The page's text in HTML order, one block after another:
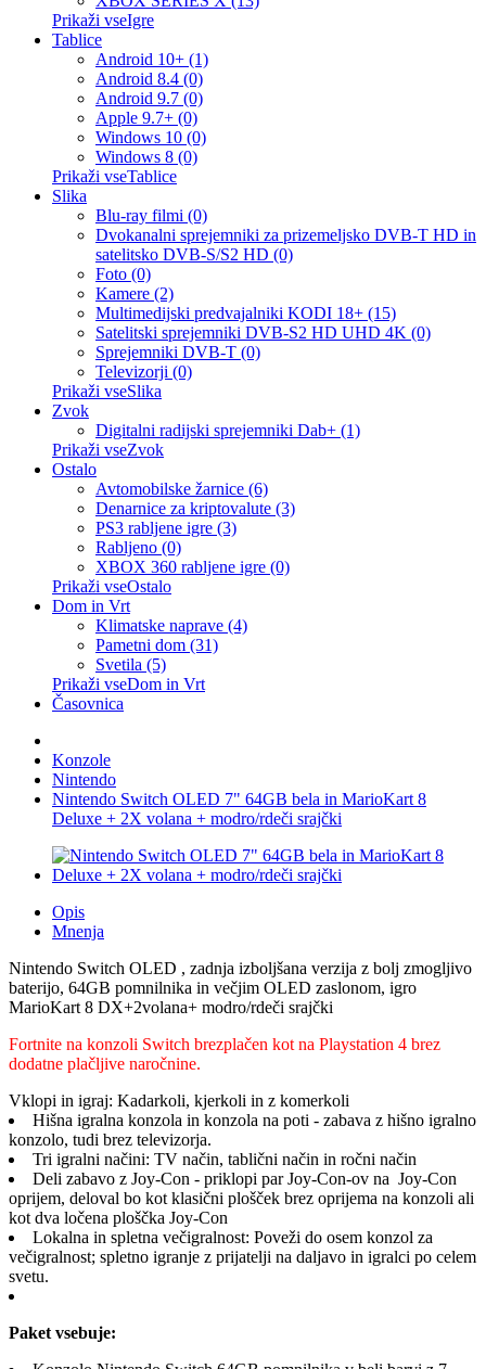
Prikaži vseIgre
Tablice
Android 10+ (1)
Android 8.4 (0)
Android 9.7 (0)
Apple 9.7+ (0)
Windows 10 (0)
Windows 8 (0)
Prikaži vseTablice
Slika
Blu-ray filmi (0)
Dvokanalni sprejemniki za prizemeljsko DVB-T HD in
satelitsko DVB-S/S2 HD (0)
Foto (0)
Kamere (2)
Multimedijski predvajalniki KODI 18+ (15)
Satelitski sprejemniki DVB-S2 HD UHD 4K (0)
Sprejemniki DVB-T (0)
Televizorji (0)
Prikaži vseSlika
Zvok
Digitalni radijski sprejemniki Dab+ (1)
Prikaži vseZvok
Ostalo
Avtomobilske žarnice (6)
Denarnice za kriptovalute (3)
PS3 rabljene igre (3)
Rabljeno (0)
XBOX 360 rabljene igre (0)
Prikaži vseOstalo
Dom in Vrt
Klimatske naprave (4)
Pametni dom (31)
Svetila (5)
Prikaži vseDom in Vrt
Časovnica
Konzole
Nintendo
Nintendo Switch OLED 7" 64GB bela in MarioKart 8
Deluxe + 2X volana + modro/rdeči srajčki
Opis
Mnenja
Nintendo Switch OLED , zadnja izboljšana verzija z bolj zmogljivo
baterijo, 64GB pomnilnika in večjim OLED zaslonom, igro
MarioKart 8 DX+2volana+ modro/rdeči srajčki
Fortnite na konzoli Switch brezplačen kot na Playstation 4 brez
dodatne plačljive naročnine.
Vklopi in igraj: Kadarkoli, kjerkoli in z komerkoli
Hišna igralna konzola in konzola na poti - zabava z hišno igralno
konzolo, tudi brez televizorja.
Tri igralni načini: TV način, tablični način in ročni način
Deli zabavo z Joy-Con - priklopi par Joy-Con-ov na Joy-Con
oprijem, deloval bo kot klasični plošček brez oprijema na konzoli ali
kot dva ločena ploščka Joy-Con
Lokalna in spletna večigralnost: Poveži do osem konzol za
večigralnost; spletno igranje z prijatelji na daljavo in igralci po celem
svetu.
Paket vsebuje: